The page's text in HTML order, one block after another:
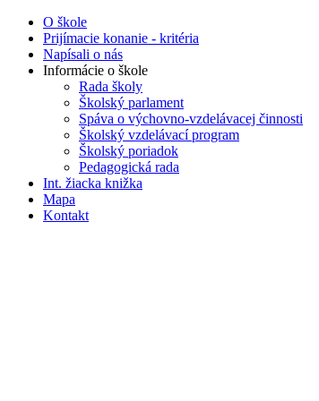
O škole
Prijímacie konanie - kritéria
Napísali o nás
Informácie o škole
Rada školy
Školský parlament
Spáva o výchovno-vzdelávacej činnosti
Školský vzdelávací program
Školský poriadok
Pedagogická rada
Int. žiacka knižka
Mapa
Kontakt